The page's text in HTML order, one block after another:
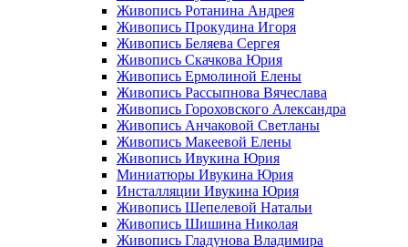
Живопись Ротанина Андрея
Живопись Прокудина Игоря
Живопись Беляева Сергея
Живопись Скачкова Юрия
Живопись Ермолиной Елены
Живопись Рассыпнова Вячеслава
Живопись Гороховского Александра
Живопись Анчаковой Светланы
Живопись Макеевой Елены
Живопись Ивукина Юрия
Миниатюры Ивукина Юрия
Инсталляции Ивукина Юрия
Живопись Шепелевой Натальи
Живопись Шишина Николая
Живопись Гладунова Владимира